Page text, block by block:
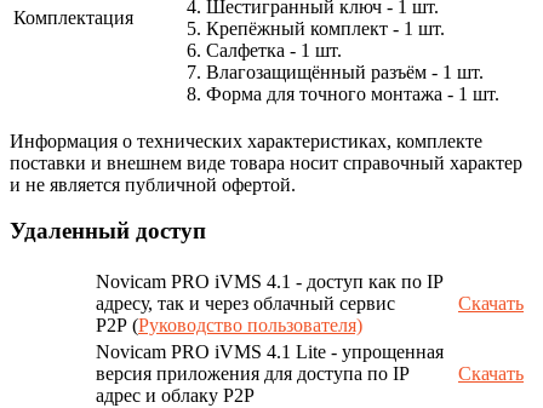
Комплектация
4. Шестигранный ключ - 1 шт.
5. Крепёжный комплект - 1 шт.
6. Салфетка - 1 шт.
7. Влагозащищённый разъём - 1 шт.
8. Форма для точного монтажа - 1 шт.
Информация о технических характеристиках, комплекте
поставки и внешнем виде товара носит справочный характер
и не является публичной офертой.
Удаленный доступ
Novicam PRO iVMS 4.1 - доступ как по IP
адресу, так и через облачный сервис
P2P (Руководство пользователя)
Скачать
Novicam PRO iVMS 4.1 Lite - упрощенная
версия приложения для доступа по IP
адрес и облаку P2P
Скачать